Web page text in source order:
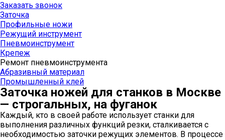
Заказать звонок
Заточка
Профильные ножи
Режущий инструмент
Пневмоинструмент
Крепеж
Ремонт пневмоинструмента
Абразивный материал
Промышленный клей
Заточка ножей для станков в Москве
— строгальных, на фуганок
Каждый, кто в своей работе использует станки для
выполнения различных функций резки, сталкивается с
необходимостью заточки режущих элементов. В процессе